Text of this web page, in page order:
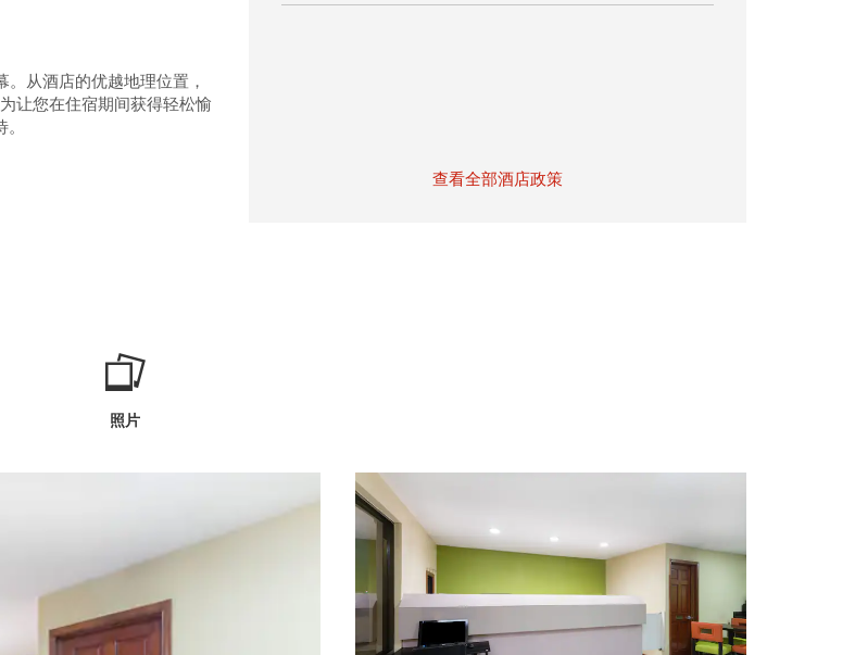
查看全部酒店政策
从酒店的优越地理位置，
让您在住宿期间获得轻松愉
照片